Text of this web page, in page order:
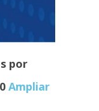
por
Ampliar